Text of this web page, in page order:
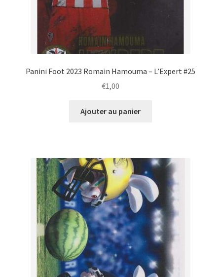
Panini Foot 2023 Romain Hamouma – L’Expert #25
€1,00
Ajouter au panier